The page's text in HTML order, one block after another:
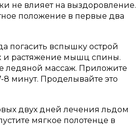
не влияет на выздоровление.
положение в первые два
погасить вспышку острой
и растяжение мышц спины.
ледяной массаж. Приложите
8 минут. Проделывайте это
двух дней лечения льдом
мягкое полотенце в